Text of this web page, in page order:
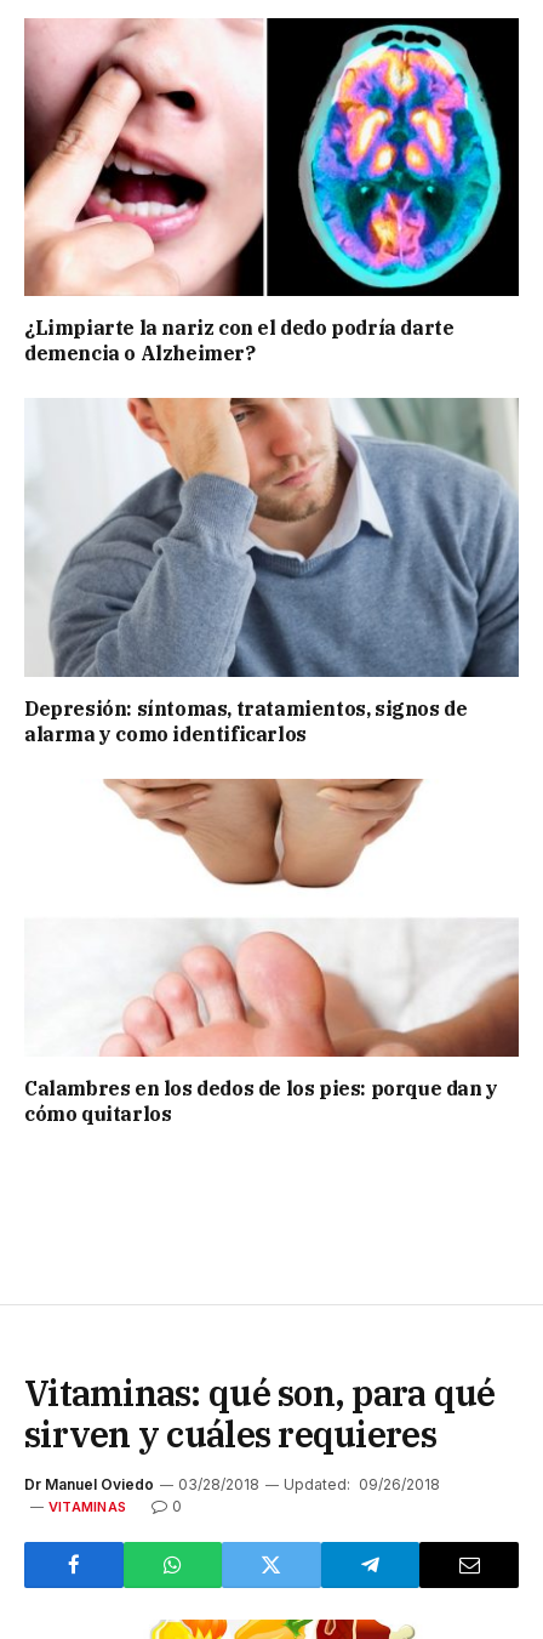
¿Limpiarte la nariz con el dedo podría darte
demencia o Alzheimer?
Depresión: síntomas, tratamientos, signos de
alarma y como identificarlos
Calambres en los dedos de los pies: porque dan y
cómo quitarlos
Vitaminas: qué son, para qué
sirven y cuáles requieres
Dr Manuel Oviedo 03/28/2018 Updated: 09/26/2018
VITAMINAS 0